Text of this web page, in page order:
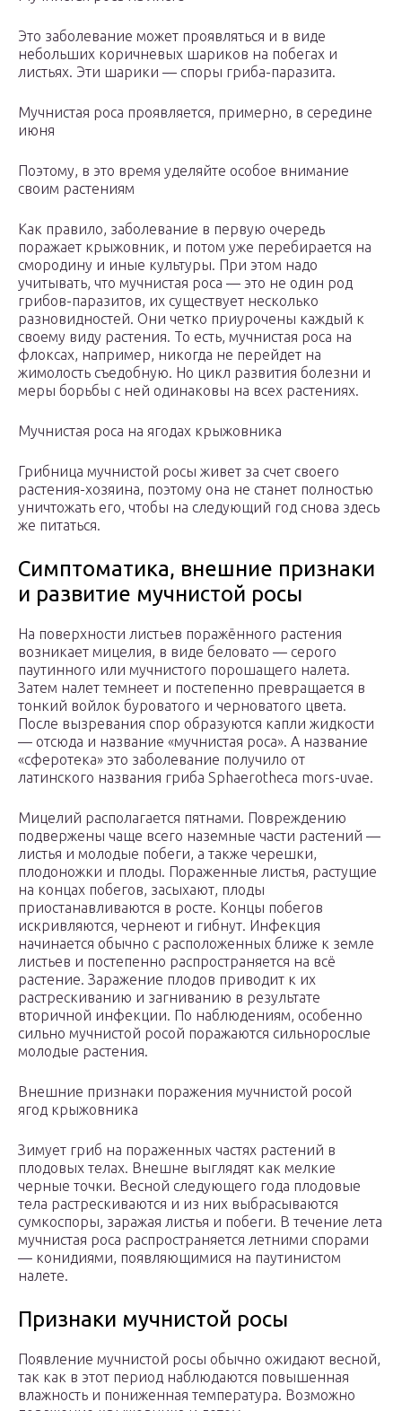
Это заболевание может проявляться и в виде
небольших коричневых шариков на побегах и
листьях. Эти шарики — споры гриба-паразита.
Мучнистая роса проявляется, примерно, в середине
июня
Поэтому, в это время уделяйте особое внимание
своим растениям
Как правило, заболевание в первую очередь
поражает крыжовник, и потом уже перебирается на
смородину и иные культуры. При этом надо
учитывать, что мучнистая роса — это не один род
грибов-паразитов, их существует несколько
разновидностей. Они четко приурочены каждый к
своему виду растения. То есть, мучнистая роса на
флоксах, например, никогда не перейдет на
жимолость съедобную. Но цикл развития болезни и
меры борьбы с ней одинаковы на всех растениях.
Мучнистая роса на ягодах крыжовника
Грибница мучнистой росы живет за счет своего
растения-хозяина, поэтому она не станет полностью
уничтожать его, чтобы на следующий год снова здесь
же питаться.
Симптоматика, внешние признаки
и развитие мучнистой росы
На поверхности листьев поражённого растения
возникает мицелия, в виде беловато — серого
паутинного или мучнистого порошащего налета.
Затем налет темнеет и постепенно превращается в
тонкий войлок буроватого и черноватого цвета.
После вызревания спор образуются капли жидкости
— отсюда и название «мучнистая роса». А название
«сферотека» это заболевание получило от
латинского названия гриба Sphaerotheca mors-uvae.
Мицелий располагается пятнами. Повреждению
подвержены чаще всего наземные части растений —
листья и молодые побеги, а также черешки,
плодоножки и плоды. Пораженные листья, растущие
на концах побегов, засыхают, плоды
приостанавливаются в росте. Концы побегов
искривляются, чернеют и гибнут. Инфекция
начинается обычно с расположенных ближе к земле
листьев и постепенно распространяется на всё
растение. Заражение плодов приводит к их
растрескиванию и загниванию в результате
вторичной инфекции. По наблюдениям, особенно
сильно мучнистой росой поражаются сильнорослые
молодые растения.
Внешние признаки поражения мучнистой росой
ягод крыжовника
Зимует гриб на пораженных частях растений в
плодовых телах. Внешне выглядят как мелкие
черные точки. Весной следующего года плодовые
тела растрескиваются и из них выбрасываются
сумкоспоры, заражая листья и побеги. В течение лета
мучнистая роса распространяется летними спорами
— конидиями, появляющимися на паутинистом
налете.
Признаки мучнистой росы
Появление мучнистой росы обычно ожидают весной,
так как в этот период наблюдаются повышенная
влажность и пониженная температура. Возможно